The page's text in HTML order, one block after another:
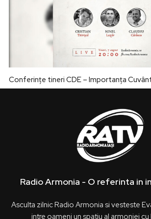
Conferințe tineri CDE – Importanța
Radio Armonia - O referinta in
Asculta zilnic Radio Armonia si vesteste
intre oameni un spatiu al armoniei